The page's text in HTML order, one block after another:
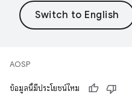
AOSP
ข้อมูลนี้มีประโยชน์ไหม